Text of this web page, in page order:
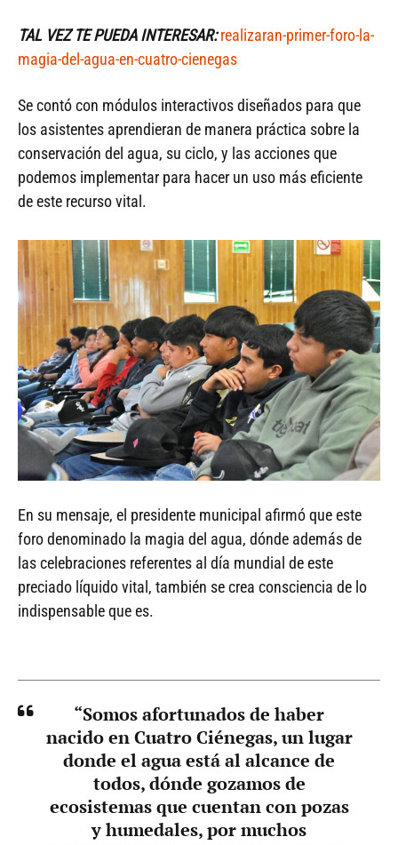
TAL VEZ TE PUEDA INTERESAR:realizaran-primer-foro-la-
magia-del-agua-en-cuatro-cienegas
Se contó con módulos interactivos diseñados para que
los asistentes aprendieran de manera práctica sobre la
conservación del agua, su ciclo, y las acciones que
podemos implementar para hacer un uso más eficiente
de este recurso vital.
En su mensaje, el presidente municipal afirmó que este
foro denominado la magia del agua, dónde además de
las celebraciones referentes al día mundial de este
preciado líquido vital, también se crea consciencia de lo
indispensable que es.
“Somos afortunados de haber
nacido en Cuatro Ciénegas, un lugar
donde el agua está al alcance de
todos, dónde gozamos de
ecosistemas que cuentan con pozas
y humedales, por muchos